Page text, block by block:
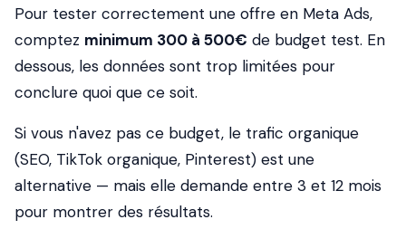
Pour tester correctement une offre en Meta Ads,
comptez minimum 300 à 500€ de budget test. En
dessous, les données sont trop limitées pour
conclure quoi que ce soit.
Si vous n'avez pas ce budget, le trafic organique
(SEO, TikTok organique, Pinterest) est une
alternative — mais elle demande entre 3 et 12 mois
pour montrer des résultats.